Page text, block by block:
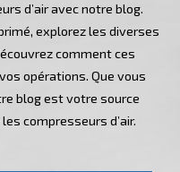
d’air avec
comprimé, explorez
et découvrez